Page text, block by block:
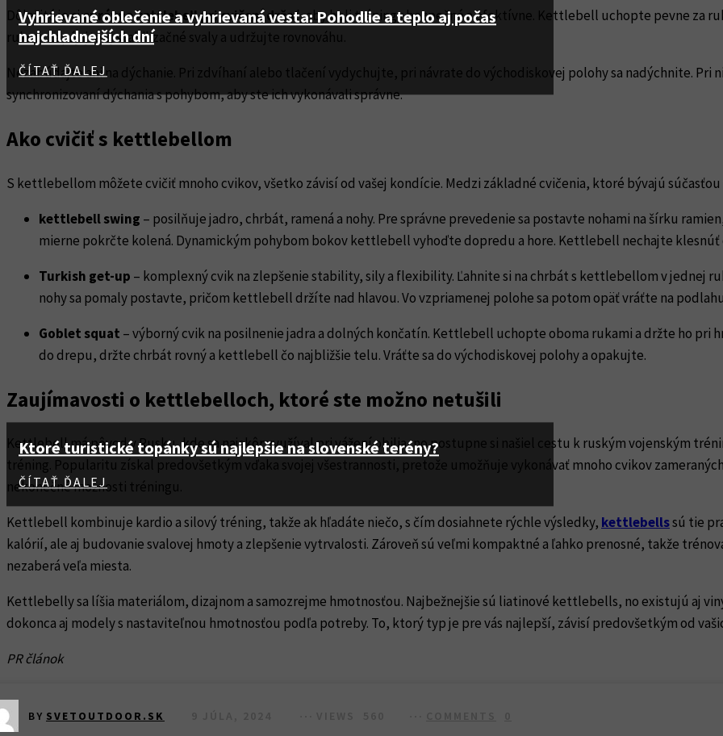
Vyhrievané oblečenie a vyhrievaná vesta: Pohodlie a teplo aj počas
najchladnejších dní
ČÍTAŤ ĎALEJ
Ktoré turistické topánky sú najlepšie na slovenské terény?
ČÍTAŤ ĎALEJ
Dôležité je ajsprávne kettlebell pri cvičení držať, aby boli tréningy bezpečné a efektívne. Kettlebell uchopte pevne za
rukou, zapájajte aj stabilizačné svaly a udržujte rovnováhu.
Nezabúdajte ani na dýchanie. Pri zdvíhaní alebo tlačení vydychujte, pri návrate do východiskovej polohy sa nadýchnite. Pri
synchronizovaní dýchania s pohybom, aby ste ich vykonávali správne.
Ako cvičiť s kettlebellom
S kettlebellom môžete cvičiť mnoho cvikov, všetko závisí od vašej kondície. Medzi základné cvičenia, ktoré bývajú
kettlebell swing – posilňuje jadro, chrbát, ramená a nohy. Pre správne prevedenie sa postavte nohami na šírku
mierne pokrčte kolená. Dynamickým pohybom bokov kettlebell vyhoďte dopredu a hore. Kettlebell nechajte klesnúť
Turkish get-up – komplexný cvik na zlepšenie stability, sily a flexibility. Ľahnite si na chrbát s kettlebellom v jednej
nohy sa pomaly postavte, pričom kettlebell držíte nad hlavou. Vo vzpriamenej polohe sa potom opäť vráťte na
Goblet squat – výborný cvik na posilnenie jadra a dolných končatín. Kettlebell uchopte oboma rukami a držte ho pri
do drepu, držte chrbát rovný a kettlebell čo najbližšie telu. Vráťte sa do východiskovej polohy a opakujte.
Zaujímavosti o kettlebelloch, ktoré ste možno netušili
Kettlebell má pôvod v Rusku, kde sa najskôr využíval pri vážení obilia, no postupne si našiel cestu k ruským vojenským
tréning. Popularitu získal predovšetkým vďaka svojej všestrannosti, pretože umožňuje vykonávať mnoho cvikov
nekonečné možnosti tréningu.
Kettlebell kombinuje kardio a silový tréning, takže ak hľadáte niečo, s čím dosiahnete rýchle výsledky, kettlebellssú tie
kalórií, ale aj budovanie svalovej hmoty a zlepšenie vytrvalosti. Zároveň sú veľmi kompaktné a ľahko prenosné, takže
nezaberá veľa miesta.
Kettlebelly sa líšia materiálom, dizajnom a samozrejme hmotnosťou. Najbežnejšie sú liatinové kettlebells, no existujú aj
dokonca aj modely s nastaviteľnou hmotnosťou podľa potreby. To, ktorý typ je pre vás najlepší, závisí predovšetkým od
PR článok
BY SVETOUTDOOR.SK